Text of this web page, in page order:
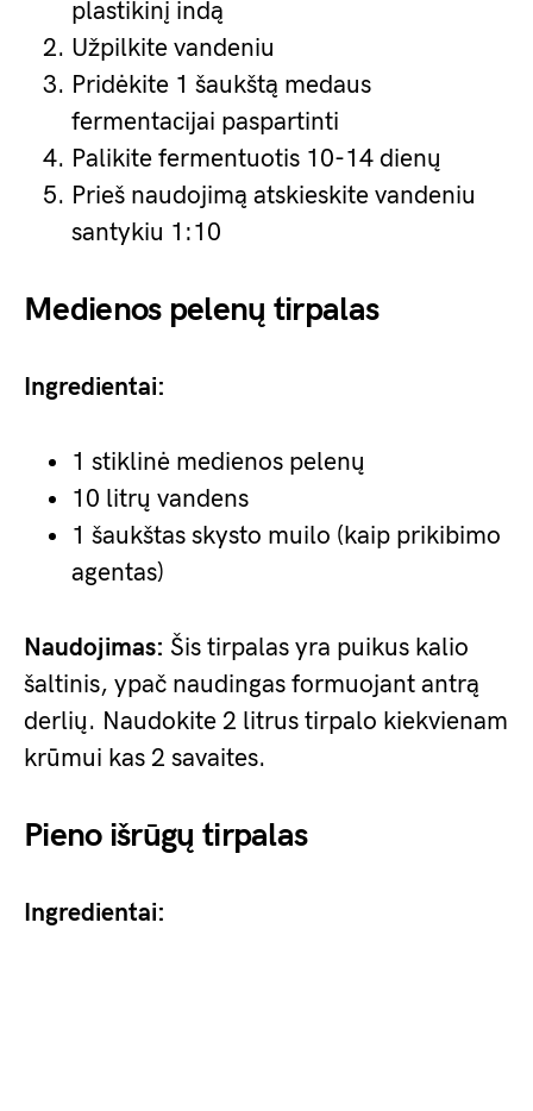
plastikinį indą
Užpilkite vandeniu
Pridėkite 1 šaukštą medaus
fermentacijai paspartinti
Palikite fermentuotis 10-14 dienų
Prieš naudojimą atskieskite vandeniu
santykiu 1:10
Medienos pelenų tirpalas
Ingredientai:
1 stiklinė medienos pelenų
10 litrų vandens
1 šaukštas skysto muilo (kaip prikibimo
agentas)
Naudojimas: Šis tirpalas yra puikus kalio
šaltinis, ypač naudingas formuojant antrą
derlių. Naudokite 2 litrus tirpalo kiekvienam
krūmui kas 2 savaites.
Pieno išrūgų tirpalas
Ingredientai: